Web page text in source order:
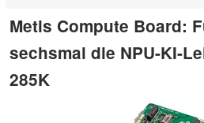
Metis Compute Board:
sechsmal die NPU-KI-
285K